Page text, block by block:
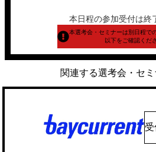
本日程の参加受付は終
本選考会・セミナーは別日程で
以下をご確認くだ
関連する選考会・セ
受